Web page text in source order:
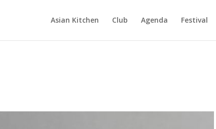
Asian Kitchen Club Agenda Festival